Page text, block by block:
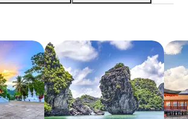
Gruppenreisen durch und
verpflichtet sich tourasia zu fair
organisierten Reisen.